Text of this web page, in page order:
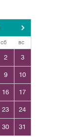
сб вс
2 3
9 10
16 17
23 24
30 31